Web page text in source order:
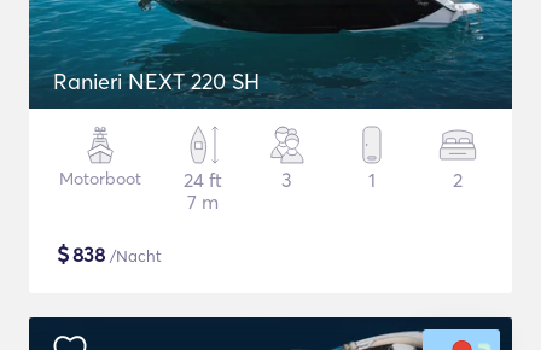
Ranieri NEXT 220 SH
Motorboot
24 ft
7 m
3 1 2
$838 /Nacht